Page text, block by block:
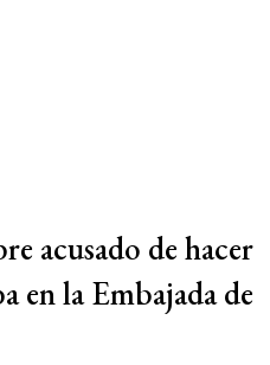
acusado de hacer
en la Embajada de